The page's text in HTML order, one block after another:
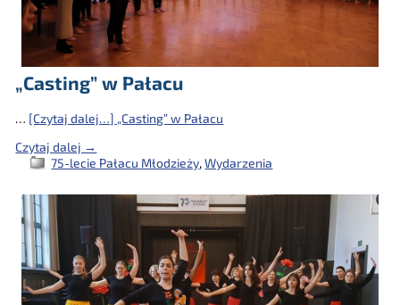
„Casting” w Pałacu
… [Czytaj dalej…] „Casting” w Pałacu
Czytaj dalej →
75-lecie Pałacu Młodzieży,Wydarzenia